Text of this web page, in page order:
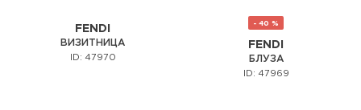
FENDI
ВИЗИТНИЦА
ID: 47970
- 40 %
FENDI
БЛУЗА
ID: 47969